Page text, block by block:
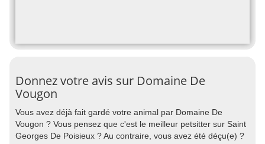
Donnez votre avis sur Domaine De
Vougon
Vous avez déjà fait gardé votre animal par Domaine De
Vougon ? Vous pensez que c'est le meilleur petsitter sur Saint
Georges De Poisieux ? Au contraire, vous avez été déçu(e) ?